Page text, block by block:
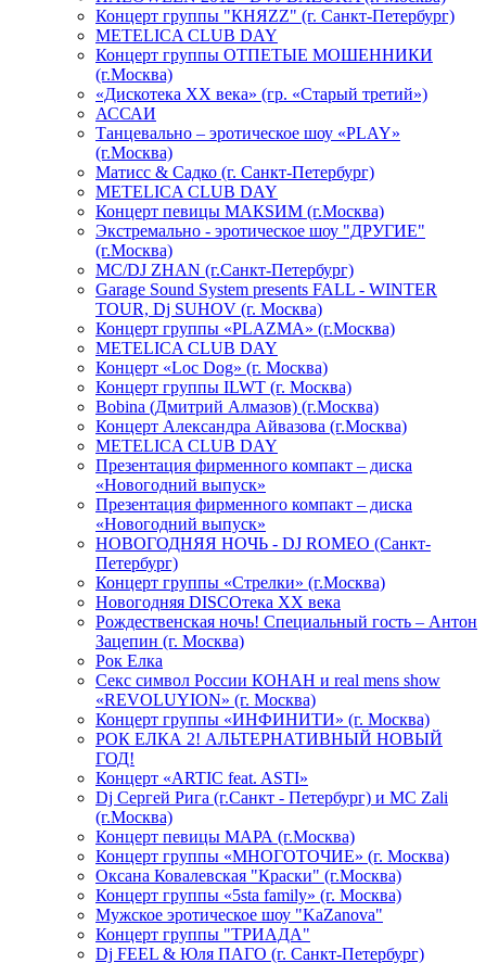
Концерт группы "КНЯZZ" (г. Санкт-Петербург)
METELICA CLUB DAY
Концерт группы ОТПЕТЫЕ МОШЕННИКИ
(г.Москва)
«Дискотека ХХ века» (гр. «Старый третий»)
АССАИ
Танцевально – эротическое шоу «PLAY»
(г.Москва)
Матисс & Садко (г. Санкт-Петербург)
METELICA CLUB DAY
Концерт певицы МАКSИМ (г.Москва)
Экстремально - эротическое шоу "ДРУГИЕ"
(г.Москва)
МС/DJ ZHAN (г.Санкт-Петербург)
Garage Sound System presents FALL - WINTER
TOUR, Dj SUHOV (г. Москва)
Концерт группы «PLAZMA» (г.Москва)
METELICA CLUB DAY
Концерт «Loc Dog» (г. Москва)
Концерт группы ILWT (г. Москва)
Bobina (Дмитрий Алмазов) (г.Москва)
Концерт Александра Айвазова (г.Москва)
METELICA CLUB DAY
Презентация фирменного компакт – диска
«Новогодний выпуск»
Презентация фирменного компакт – диска
«Новогодний выпуск»
НОВОГОДНЯЯ НОЧЬ - DJ ROMEO (Санкт-
Петербург)
Концерт группы «Стрелки» (г.Москва)
Новогодняя DISCOтека ХХ века
Рождественская ночь! Специальный гость – Антон
Зацепин (г. Москва)
Рок Елка
Секс символ России КОНАН и real mens show
«REVOLUYION» (г. Москва)
Концерт группы «ИНФИНИТИ» (г. Москва)
РОК ЕЛКА 2! АЛЬТЕРНАТИВНЫЙ НОВЫЙ
ГОД!
Концерт «ARTIC feat. ASTI»
Dj Сергей Рига (г.Санкт - Петербург) и MC Zali
(г.Москва)
Концерт певицы МАРА (г.Москва)
Концерт группы «МНОГОТОЧИЕ» (г. Москва)
Оксана Ковалевская "Краски" (г.Москва)
Концерт группы «5sta family» (г. Москва)
Мужское эротическое шоу "KaZanova"
Концерт группы "ТРИАДА"
Dj FEEL & Юля ПАГО (г. Санкт-Петербург)